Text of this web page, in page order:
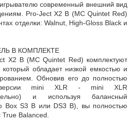
современный внешний вид
Pro-Ject X2 B (MC Quintet Red)
отделки: Walnut, High-Gloss Black и
В КОМПЛЕКТЕ
X2 B (MC Quintet Red) комплектуют
обладает низкой емкостью и
Обновив его до полностью
версии mini XLR - mini XLR
и используя балансный
Box S3 B или DS3 B), вы полностью
True Balanced.